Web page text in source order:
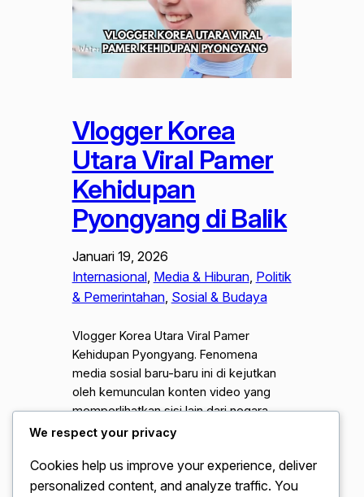
Vlogger Korea
Utara Viral Pamer
Kehidupan
Pyongyang di Balik
Januari 19, 2026
Internasional, Media & Hiburan, Politik
& Pemerintahan, Sosial & Budaya
Vlogger Korea Utara Viral Pamer
Kehidupan Pyongyang. Fenomena
media sosial baru-baru ini di kejutkan
oleh kemunculan konten video yang
memperlihatkan sisi lain dari negara
paling tertutup di dunia. Seorang
mengunggah serangkaian video yang
memamerkan kemewahan dan
We respect your privacy
Cookies help us improve your experience, deliver
personalized content, and analyze traffic. You